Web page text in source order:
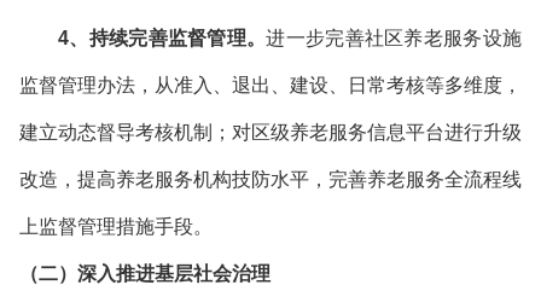
4、持续完善监督管理。进一步完善社区养老服务设施
监督管理办法，从准入、退出、建设、日常考核等多维度，
建立动态督导考核机制；对区级养老服务信息平台进行升级
改造，提高养老服务机构技防水平，完善养老服务全流程线
上监督管理措施手段。
（二）深入推进基层社会治理